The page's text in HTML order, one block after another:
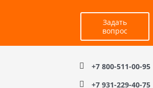
Задать
вопрос
+7 800-511-00-95
+7 931-229-40-75